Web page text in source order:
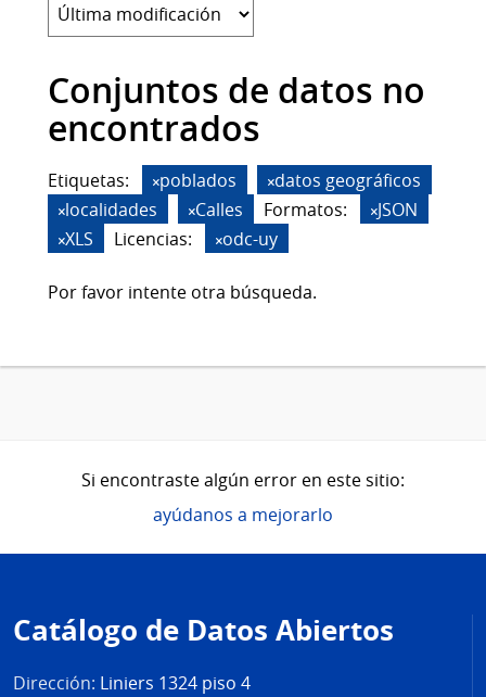
Conjuntos de datos no
encontrados
Etiquetas: poblados
datos geográficos
localidades
Calles Formatos:
JSON
XLS
Licencias: odc-uy
Por favor intente otra búsqueda.
Si encontraste algún error en este sitio:
ayúdanos a mejorarlo
de
página
Catálogo de Datos Abiertos
Dirección: Liniers 1324 piso 4